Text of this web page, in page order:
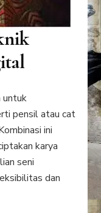
untuk
pensil atau cat
ini
karya
seni
dan